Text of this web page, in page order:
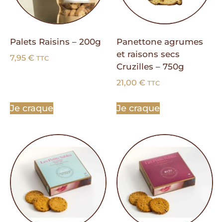
Palets Raisins – 200g
7,95 € TTC
Je craque
Panettone agrumes
et raisons secs
Cruzilles – 750g
21,00 € TTC
Je craque